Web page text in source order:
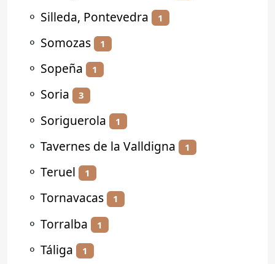
⚬ Silleda, Pontevedra 1
⚬ Somozas 1
⚬ Sopeña 1
⚬ Soria 3
⚬ Soriguerola 1
⚬ Tavernes de la Valldigna 1
⚬ Teruel 1
⚬ Tornavacas 1
⚬ Torralba 1
⚬ Táliga 1